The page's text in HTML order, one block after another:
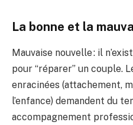
La bonne et la
Mauvaise nouvelle : il
pour “réparer” un couple.
enracinées (attachement,
l’enfance) demandent du
accompagnement